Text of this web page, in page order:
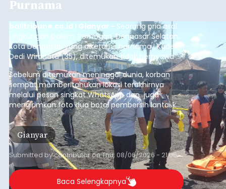
Purnama
balitribune.co.id I Gianyar - Seorang pria asal
Lingkungan Dalem, Pemogan, Denpasar Selatan,
Kota Denpasar, yang diketahui bernama I Kadek
Dedi Wiranata (35), ditemukan tidak bernyawa di
pesisir Pantai Purnama, Sukawati.
Sebelum ditemukan meninggal dunia, korban
sempat memberitahukan lokasi terakhirnya
melalui pesan singkat WhatsApp dan juga
mengirimkan foto dua botol pembersih lantai ke
istrinya.
Gianyar
Submitted bycontributoronThu, 08/06/2026 - 21:06
Baca Selengkapnya